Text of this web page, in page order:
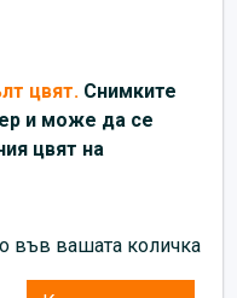
цвят. Снимките
и може да се
цвят на
във вашата количка